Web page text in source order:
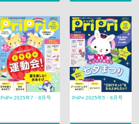
PriPri 2025年7・8月号 PriPri 2025年5・6月号